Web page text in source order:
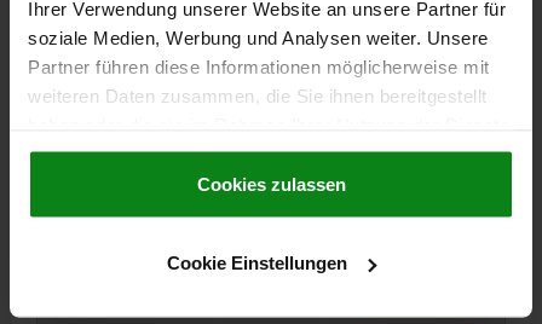
Ihrer Verwendung unserer Website an unsere Partner für
soziale Medien, Werbung und Analysen weiter. Unsere
Partner führen diese Informationen möglicherweise mit
weiteren Daten zusammen, die Sie ihnen bereitgestellt
gesammelt haben.Cookie Richtlinien
Datenschutz|AGB
Cookies zulassen
Cookie Einstellungen
BOUTON CHAMPIGNON POLI D=M06X10 D1=21
DIAMÈTRE EXTÉRIEUR=21 H=17
LONGUEUR DE FILETAGE=10